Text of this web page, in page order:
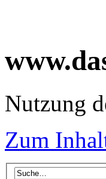
Nutzung
Zum